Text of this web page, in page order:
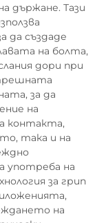
държане. Тази
да създаде
на болта,
дори при
за да
на
контакта,
така и на
употреба на
за грип
на